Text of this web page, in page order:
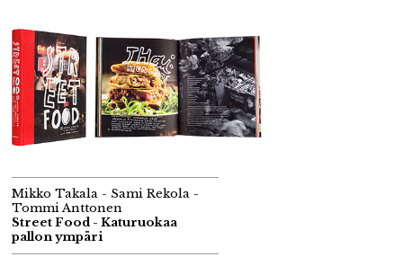
Mikko Takala - Sami Rekola -
Tommi Anttonen
Street Food - Katuruokaa
pallon ympäri